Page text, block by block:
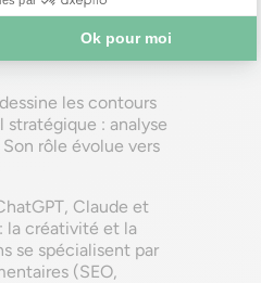
les contours
stratégique : analyse
rôle évolue vers
Claude et
la créativité et la
se spécialisent par
(SEO,